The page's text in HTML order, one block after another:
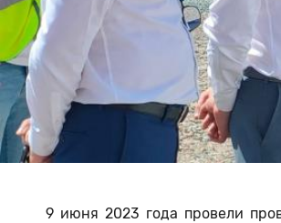
9 июня 2023 года провели